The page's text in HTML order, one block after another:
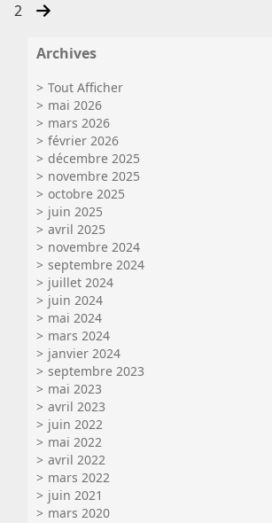
2
Archives
Tout Afficher
mai 2026
mars 2026
février 2026
décembre 2025
novembre 2025
octobre 2025
juin 2025
avril 2025
novembre 2024
septembre 2024
juillet 2024
juin 2024
mai 2024
mars 2024
janvier 2024
septembre 2023
mai 2023
avril 2023
juin 2022
mai 2022
avril 2022
mars 2022
juin 2021
mars 2020